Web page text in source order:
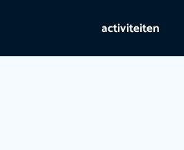
activiteiten